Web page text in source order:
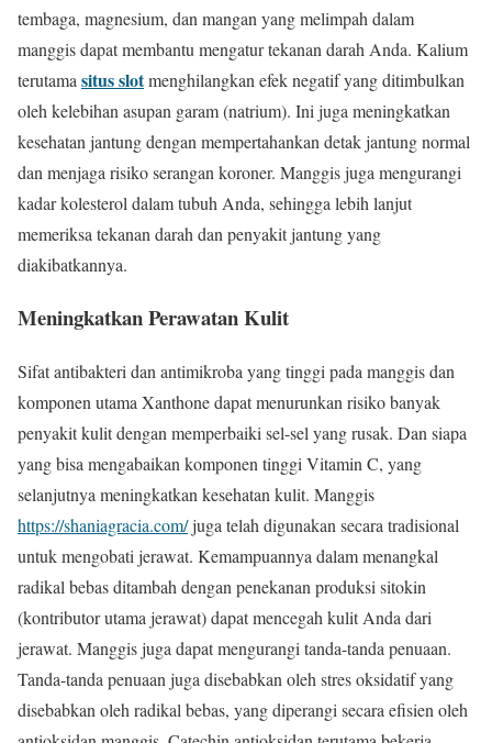
tembaga, magnesium, dan mangan yang melimpah dalam
manggis dapat membantu mengatur tekanan darah Anda. Kalium
terutama situs slotmenghilangkan efek negatif yang ditimbulkan
oleh kelebihan asupan garam (natrium). Ini juga meningkatkan
kesehatan jantung dengan mempertahankan detak jantung normal
dan menjaga risiko serangan koroner. Manggis juga mengurangi
kadar kolesterol dalam tubuh Anda, sehingga lebih lanjut
memeriksa tekanan darah dan penyakit jantung yang
diakibatkannya.
Meningkatkan Perawatan Kulit
Sifat antibakteri dan antimikroba yang tinggi pada manggis dan
komponen utama Xanthone dapat menurunkan risiko banyak
penyakit kulit dengan memperbaiki sel-sel yang rusak. Dan siapa
yang bisa mengabaikan komponen tinggi Vitamin C, yang
selanjutnya meningkatkan kesehatan kulit. Manggis
https://shaniagracia.com/juga telah digunakan secara tradisional
untuk mengobati jerawat. Kemampuannya dalam menangkal
radikal bebas ditambah dengan penekanan produksi sitokin
(kontributor utama jerawat) dapat mencegah kulit Anda dari
jerawat. Manggis juga dapat mengurangi tanda-tanda penuaan.
Tanda-tanda penuaan juga disebabkan oleh stres oksidatif yang
disebabkan oleh radikal bebas, yang diperangi secara efisien oleh